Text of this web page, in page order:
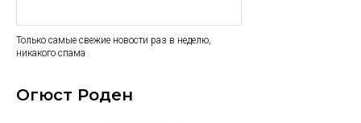
Только самые свежие новости раз в неделю,
никакого спама
Огюст Роден